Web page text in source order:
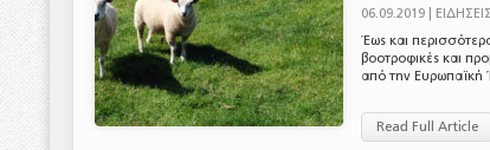
06.09.2019 | ΕΙΔΗΣΕΙΣ
Έως και
βοοτροφικές και
από την Ευρωπαϊκή
Read Full Article